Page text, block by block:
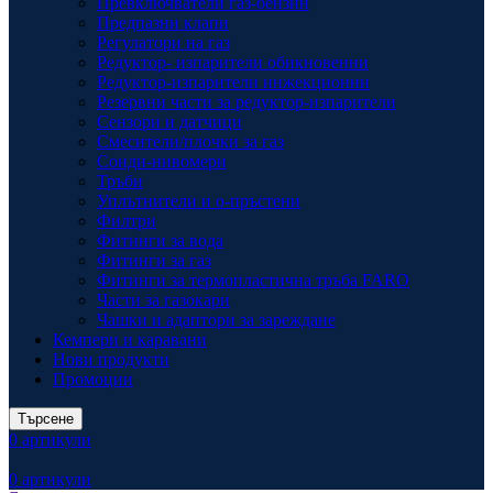
Предпазни клапи
Регулатори на газ
Редуктор- изпарители обикновенни
Редуктор-изпарители инжекционни
Резервни части за редуктор-изпарители
Сензори и датчици
Смесители/плочки за газ
Сонди-нивомери
Тръби
Уплътнители и о-пръстени
Филтри
Фитинги за вода
Фитинги за газ
Фитинги за термопластична тръба FARO
Части за газокари
Чашки и адаптори за зареждане
Кемпери и каравани
Нови продукти
Промоции
Търсене
0 артикули
0 артикули